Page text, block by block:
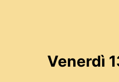
Venerdì